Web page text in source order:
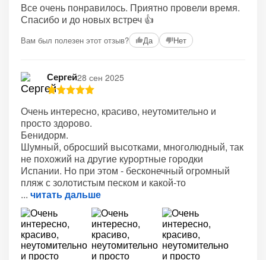
Все очень понравилось. Приятно провели время.
Спасибо и до новых встреч 👍
Вам был полезен этот отзыв? Да Нет
Сергей28 сен 2025
Очень интересно, красиво, неутомительно и
просто здорово.
Бенидорм.
Шумный, обросший высотками, многолюдный, так
не похожий на другие курортные городки
Испании. Но при этом - бесконечный огромный
пляж с золотистым песком и какой-то
читать дальше